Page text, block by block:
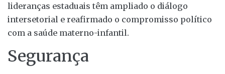
lideranças estaduais têm ampliado o diálogo
intersetorial e reafirmado o compromisso político
com a saúde materno-infantil.
Segurança